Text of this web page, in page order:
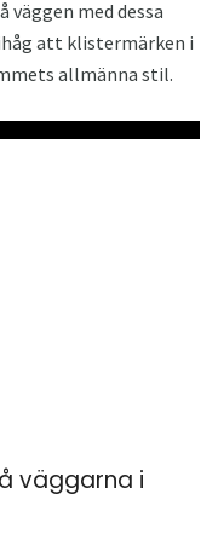
med dessa
att klistermärken i
allmänna stil.
väggarna i